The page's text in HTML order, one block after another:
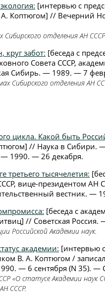
[интервью с
А. Коптюгом] // Вечерний
Сибирского отделения АН
круг забот: [беседа с
Совета СССР,
Сибирь. — 1989. — 7
Сибирского отделения АН
цикла. Какой быть
// Наука в Сибири.
— 1990. — 26 декабря.
третьего тысячелетия:
вице-президентом АН
вестник. —
[беседа с
// Советская
Российской Академии наук.
академии: [интервью
В. А. Коптюгом /
— 6 сентября (N 35). —
«О статусе Академии наук
СССР.